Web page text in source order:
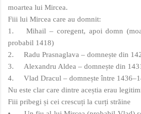
moartea lui Mircea.
Fiii lui Mircea care au domnit:
1.
Mihail – coregent, apoi domn
probabil 1418)
2.
Radu Prasnaglava – domnește din
3.
Alexandru Aldea – domnește din
4.
Vlad Dracul – domnește între
Nu este clar care dintre aceștia erau
Fiii pribegi și cei crescuți la curți străine